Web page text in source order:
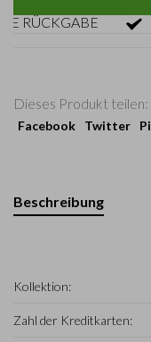
Dieses Produkt teilen:
Facebook Twitter
Beschreibung
Kollektion:
Zahl der Kreditkarten: